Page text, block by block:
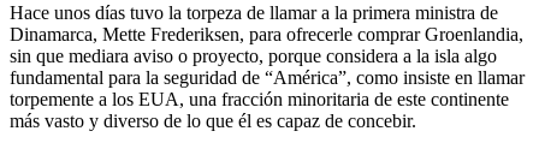
Hace unos días tuvo la torpeza de llamar a la primera ministra de
Dinamarca, Mette Frederiksen, para ofrecerle comprar Groenlandia,
sin que mediara aviso o proyecto, porque considera a la isla algo
fundamental para la seguridad de “América”, como insiste en llamar
torpemente a los EUA, una fracción minoritaria de este continente
más vasto y diverso de lo que él es capaz de concebir.